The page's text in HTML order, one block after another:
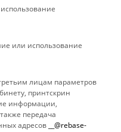
88-88
union.ru
д. 121
нашими
анализа событий на
улучшать
обслуживание.
сайта, вы принимаете
или использование
лицам параметров
принтскрин
информации,
передача
адресов
__@rebase-